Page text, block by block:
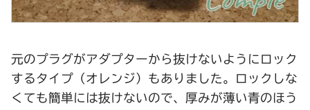
元のプラグがアダプターから抜けないようにロック
するタイプ（オレンジ）もありました。ロックしな
くても簡単には抜けないので、厚みが薄い青のほう